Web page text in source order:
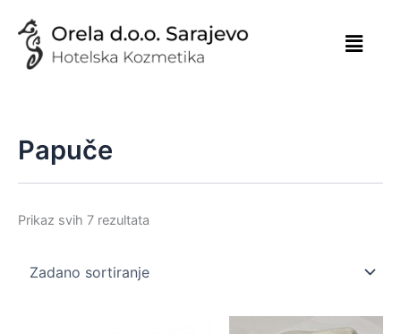
content
Papuče
Prikaz svih 7 rezultata